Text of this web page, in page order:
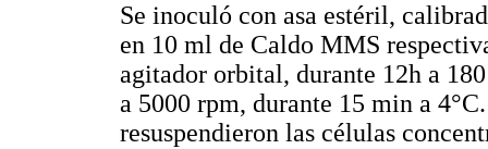
Se inoculó con asa estéril,
en 10 ml de Caldo MMS
agitador orbital, durante 12h a
a 5000 rpm, durante 15 min a
resuspendieron las células